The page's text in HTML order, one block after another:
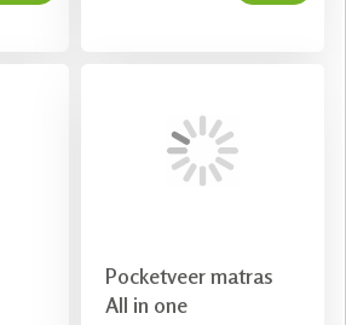
Pocketveer matras
All in one